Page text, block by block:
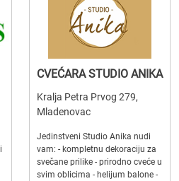
CVEĆARA STUDIO ANIKA
Kralja Petra Prvog 279,
Mladenovac
Jedinstveni Studio Anika nudi
vam: - kompletnu dekoraciju za
svečane prilike - prirodno cveće u
svim oblicima - helijum balone -